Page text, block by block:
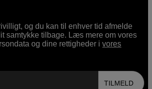
og du kan til enhver tid afmelde
samtykke tilbage. Læs mere om vores
og dine rettigheder ivores
TILMELD